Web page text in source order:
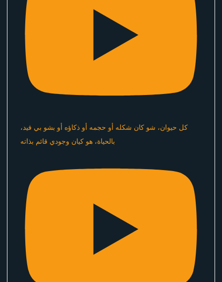
كل حيوان، شو كان شكله أو حجمه أو ذكاؤه أو بشو بي فيد،
بالحياة، هو كيان وجودي قائم بذاته